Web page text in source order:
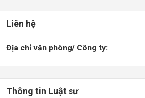
Liên hệ
Địa chỉ văn phòng/ Công ty:
Thông tin Luật sư